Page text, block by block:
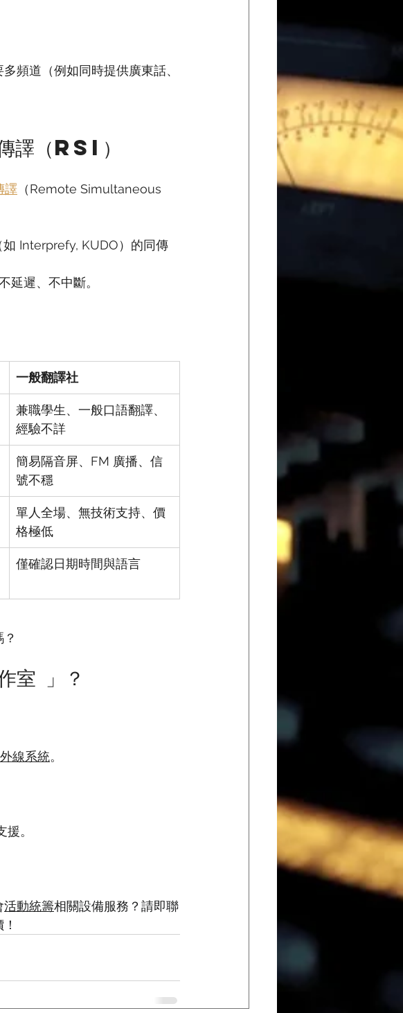
譯（RSI）
譯 （Remote Simultaneous
延遲、不中斷。
一般翻譯社
兼職學生、一般口語翻譯、
經驗不詳
簡易隔音屏、FM 廣播、信
號不穩
單人全場、無技術支持、價
格極低
僅確認日期時間與語言
？
室 」？
線系統。
。
活動統籌相關設備服務？請即聯